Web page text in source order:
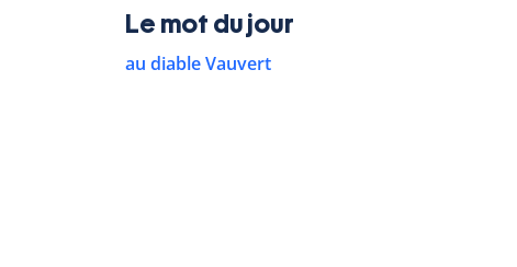
Le mot du jour
au diable Vauvert